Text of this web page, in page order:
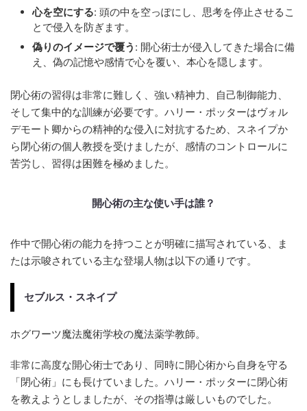
心を空にする: 頭の中を空っぽにし、思考を停止させるこ
とで侵入を防ぎます。
偽りのイメージで覆う : 開心術士が侵入してきた場合に備
え、偽の記憶や感情で心を覆い、本心を隠します。
閉心術の習得は非常に難しく、強い精神力、自己制御能力、
そして集中的な訓練が必要です。ハリー・ポッターはヴォル
デモート卿からの精神的な侵入に対抗するため、スネイプか
ら閉心術の個人教授を受けましたが、感情のコントロールに
苦労し、習得は困難を極めました。
開心術の主な使い手は誰？
作中で開心術の能力を持つことが明確に描写されている、ま
たは示唆されている主な登場人物は以下の通りです。
セブルス・スネイプ
ホグワーツ魔法魔術学校の魔法薬学教師。
非常に高度な開心術士であり、同時に開心術から自身を守る
「閉心術」にも長けていました。ハリー・ポッターに閉心術
を教えようとしましたが、その指導は厳しいものでした。